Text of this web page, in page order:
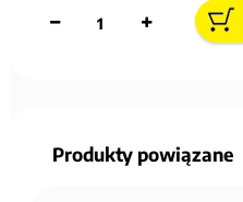
Produkty powiązane